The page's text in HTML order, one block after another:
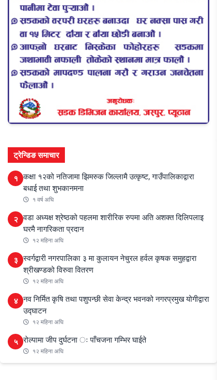
ट्रेन्डिङ समाचार
१ कक्षा १२को नतिजामा झिमरुक जिल्लामै उत्कृष्ट, गाउँपालिकाद्वारा
बधाई तथा शुभकानमना
१ वर्ष अघि
२ वडा अध्यक्ष श्रेष्ठको पहलमा शारीरिक रुपमा अति अशक्त दिलिपलाइ
घरमै नागरिकता प्रदान
१२ महिना अघि
३ स्वर्गद्वारी नगरपालिका ३ मा कुलायन नेचुरल हर्वल कृषक समुहद्वारा
श्रीखण्डको विरुवा वितरण
१२ महिना अघि
४ नव निर्मित कृषि तथा पशुपन्छी सेवा केन्द्र भवनको नगरप्रमुख योगीद्वारा
उद्घाटन
१२ महिना अघि
५ रोल्पामा जीप दुर्घटना ः पाँचजना गम्भिर घाईते
१२ महिना अघि